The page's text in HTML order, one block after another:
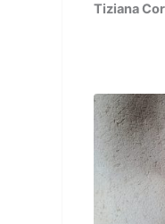
Tiziana